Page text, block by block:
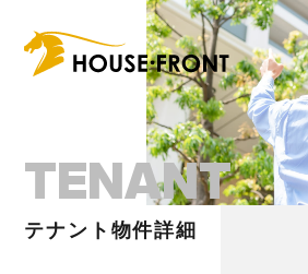
TENANT
テナント物件詳細